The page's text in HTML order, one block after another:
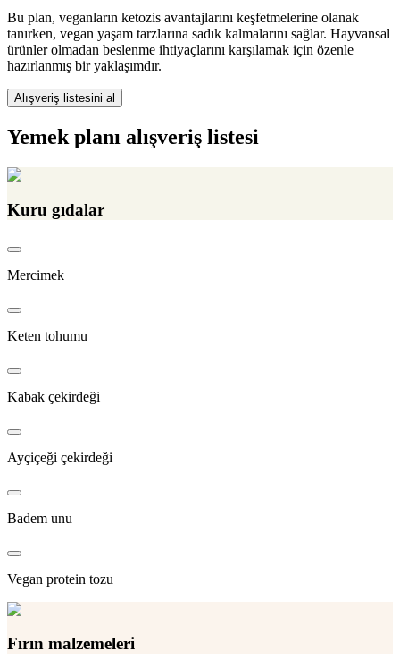
Bu plan, veganların ketozis avantajlarını keşfetmelerine olanak
tanırken, vegan yaşam tarzlarına sadık kalmalarını sağlar. Hayvansal
ürünler olmadan beslenme ihtiyaçlarını karşılamak için özenle
hazırlanmış bir yaklaşımdır.
Alışveriş listesini al
Yemek planı alışveriş listesi
Kuru gıdalar
Mercimek
Keten tohumu
Kabak çekirdeği
Ayçiçeği çekirdeği
Badem unu
Vegan protein tozu
Fırın malzemeleri